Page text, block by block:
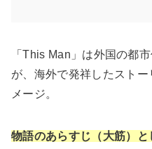
「This Man」は外国の都
が、海外で発祥したスト
メージ。
物語のあらすじ（大筋）